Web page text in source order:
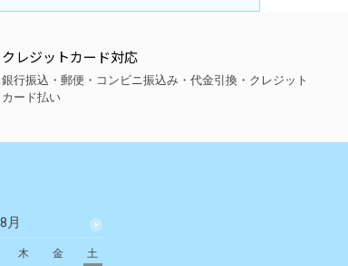
クレジットカード対応
銀行振込・郵便・コンビニ振込み・代金引換・クレジット
カード払い
月
木 金
土